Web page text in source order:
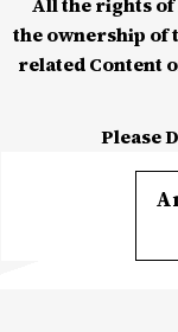
the ownership of
related Content
Please